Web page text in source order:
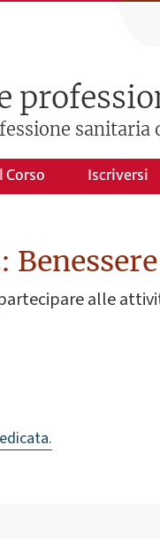
sanitaria
Corso Iscriversi
alle